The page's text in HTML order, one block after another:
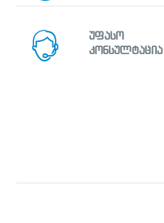
უფასო
კონსულტაცია